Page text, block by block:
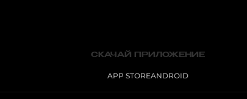
СКАЧАЙ ПРИЛОЖЕНИЕ
APP STOREANDROID